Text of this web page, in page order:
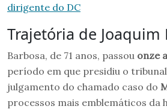
dirigente do DC
Trajetória de Joaquim
Barbosa, de 71 anos, passou onze
período em que presidiu o
julgamento do chamado caso do
processos mais emblemáticos da